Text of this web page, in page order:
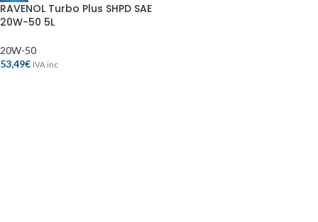
RAVENOL Turbo Plus SHPD SAE
20W-50 5L
20W-50
53,49€ IVA inc